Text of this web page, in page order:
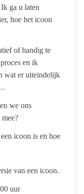
ga u laten
hoe het icoon
of handig te
en ik
wat er uiteindelijk
we ons
icoon is en hoe
van een icoon.
uur